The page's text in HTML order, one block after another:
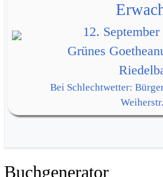
12.
Grünes
Bei Schlechtwetter:
Buchgenerator